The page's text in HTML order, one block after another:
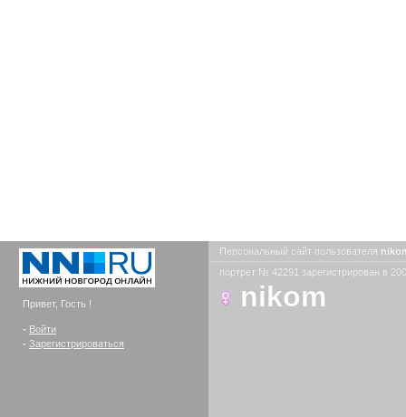
Привет, Гость !
- Войти
- Зарегистрироваться
Персональный сайт пользователя
портрет № 42291 зарегистрирован в
nikom